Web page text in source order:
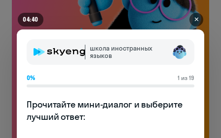
Без воды и духоты: только реально полезная
лексика и много практики
04:40 ✕
школа иностранных
языков
0% 1 из 19
Прочитайте мини-диалог и выберите
лучший ответ: